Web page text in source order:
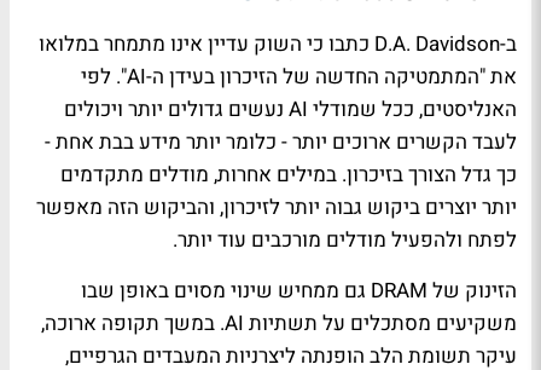
ב-D.A. Davidson כתבו כי השוק עדיין אינו מתמחר במלואו
את "המתמטיקה החדשה של הזיכרון בעידן ה-AI". לפי
האנליסטים, ככל שמודלי AI נעשים גדולים יותר ויכולים
לעבד הקשרים ארוכים יותר - כלומר יותר מידע בבת אחת -
כך גדל הצורך בזיכרון. במילים אחרות, מודלים מתקדמים
יותר יוצרים ביקוש גבוה יותר לזיכרון, והביקוש הזה מאפשר
לפתח ולהפעיל מודלים מורכבים עוד יותר.
הזינוק של DRAM גם ממחיש שינוי מסוים באופן שבו
משקיעים מסתכלים על תשתיות AI. במשך תקופה ארוכה,
עיקר תשומת הלב הופנתה ליצרניות המעבדים הגרפיים,